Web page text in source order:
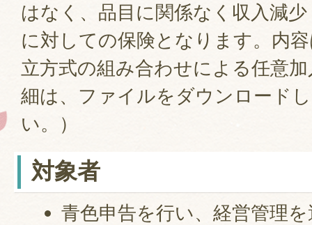
はなく、品目に関係なく収入減
に対しての保険となります。内
立方式の組み合わせによる任意
細は、ファイルをダウンロード
い。）
対象者
青色申告を行い、経営管理